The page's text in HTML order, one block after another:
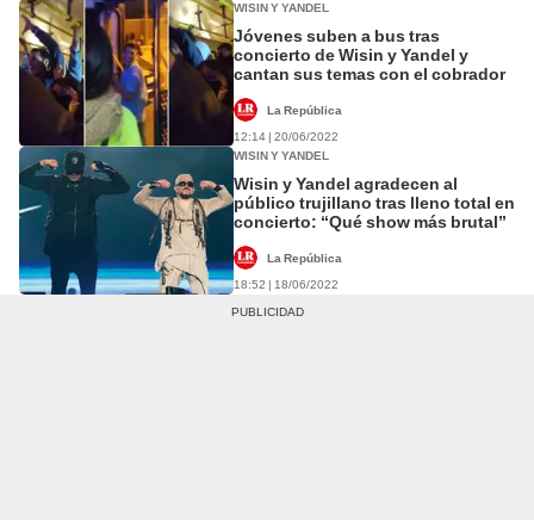
WISIN Y YANDEL
Jóvenes suben a bus tras
concierto de Wisin y Yandel y
cantan sus temas con el cobrador
La República
12:14 | 20/06/2022
WISIN Y YANDEL
Wisin y Yandel agradecen al
público trujillano tras lleno total en
concierto: “Qué show más brutal”
La República
18:52 | 18/06/2022